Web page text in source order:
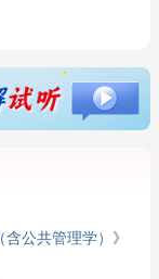
公共管理学）》